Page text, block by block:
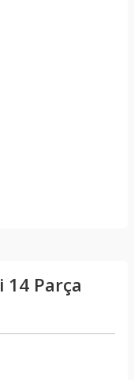
14 Parça